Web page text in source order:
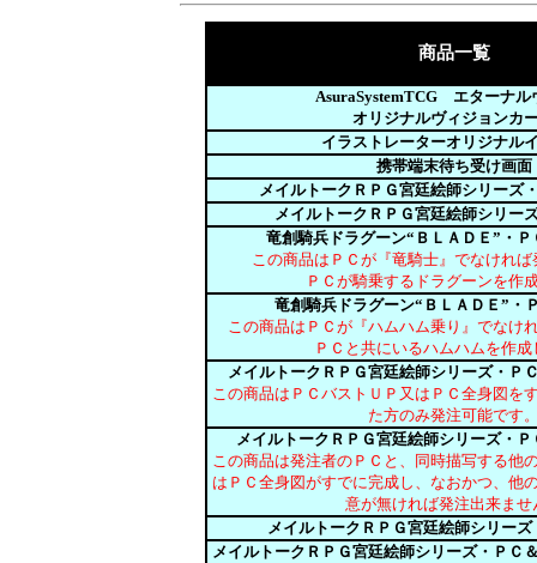
商品一覧
AsuraSystemTCG エターナル
オリジナルヴィジョンカ
イラストレーターオリジナル
携帯端末待ち受け画面
メイルトークＲＰＧ宮廷絵師シリーズ
メイルトークＲＰＧ宮廷絵師シリー
竜創騎兵ドラグーン“ＢＬＡＤＥ”・
この商品はＰＣが『竜騎士』でなけれ
ＰＣが騎乗するドラグーンを作
竜創騎兵ドラグーン“ＢＬＡＤＥ”・
この商品はＰＣが『ハムハム乗り』でなけ
ＰＣと共にいるハムハムを作成
メイルトークＲＰＧ宮廷絵師シリーズ・Ｐ
この商品はＰＣバストＵＰ又はＰＣ全身図を
た方のみ発注可能です
メイルトークＲＰＧ宮廷絵師シリーズ・
この商品は発注者のＰＣと、同時描写する他
はＰＣ全身図がすでに完成し、なおかつ、他
意が無ければ発注出来ませ
メイルトークＲＰＧ宮廷絵師シリー
メイルトークＲＰＧ宮廷絵師シリーズ・ＰＣ